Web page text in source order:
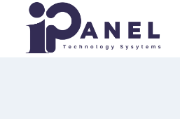
المحتوى